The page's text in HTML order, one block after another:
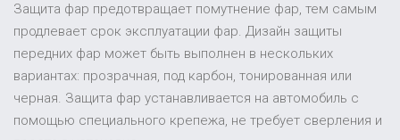
Защита фар предотвращает помутнение фар, тем самым
продлевает срок эксплуатации фар. Дизайн защиты
передних фар может быть выполнен в нескольких
вариантах: прозрачная, под карбон, тонированная или
черная. Защита фар устанавливается на автомобиль с
помощью специального крепежа, не требует сверления и